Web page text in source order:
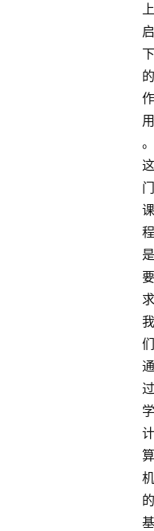
上
启
下
的
作
用
。
这
门
课
程
是
要
求
我
们
通
过
学
计
算
机
的
基